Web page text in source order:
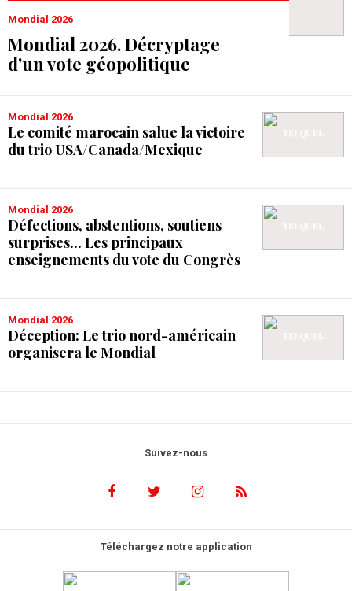
Mondial 2026
Mondial 2026. Décryptage
d’un vote géopolitique
Mondial 2026
Le comité marocain salue la victoire
du trio USA/Canada/Mexique
Mondial 2026
Défections, abstentions, soutiens
surprises... Les principaux
enseignements du vote du Congrès
Mondial 2026
Déception: Le trio nord-américain
organisera le Mondial
Suivez-nous
Téléchargez notre application